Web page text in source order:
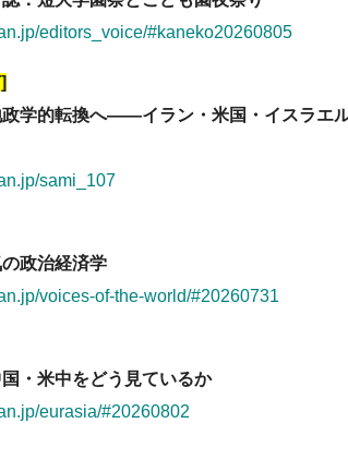
editors_voice/#kaneko20260805
学的転換へ――イラン・米国・イスラエ
sami_107
政治経済学
voices-of-the-world/#20260731
・米中をどう見ているか
eurasia/#20260802